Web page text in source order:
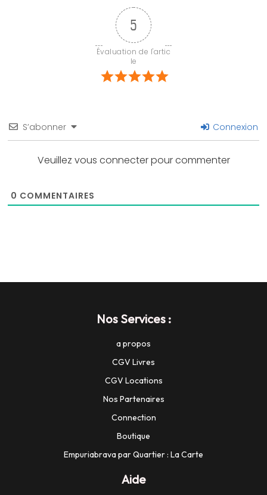
5
Évaluation de l'artic
le
S’abonner Connexion
Veuillez vous connecter pour commenter
0 COMMENTAIRES
Nos Services :
a propos
CGV Livres
CGV Locations
Nos Partenaires
Connection
Boutique
Empuriabrava par Quartier : La Carte
Aide